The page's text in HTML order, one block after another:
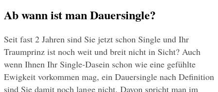
Ab wann ist man Dauersingle?
Seit fast 2 Jahren sind Sie jetzt schon Single und Ihr
Traumprinz ist noch weit und breit nicht in Sicht? Auch
wenn Ihnen Ihr Single-Dasein schon wie eine gefühlte
Ewigkeit vorkommen mag, ein Dauersingle nach Definition
sind Sie damit noch lange nicht. Davon spricht man im